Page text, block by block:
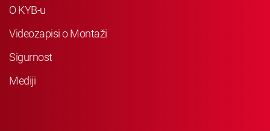
O KYB-u
Videozapisi o Montaži
Sigurnost
Mediji